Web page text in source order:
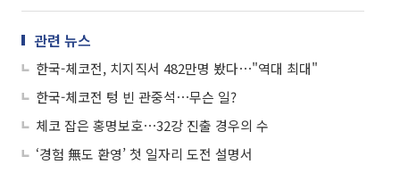
관련 뉴스
한국-체코전, 치지직서 482만명 봤다⋯"역대 최대"
한국-체코전 텅 빈 관중석⋯무슨 일?
체코 잡은 홍명보호⋯32강 진출 경우의 수
‘경험 無도 환영’ 첫 일자리 도전 설명서